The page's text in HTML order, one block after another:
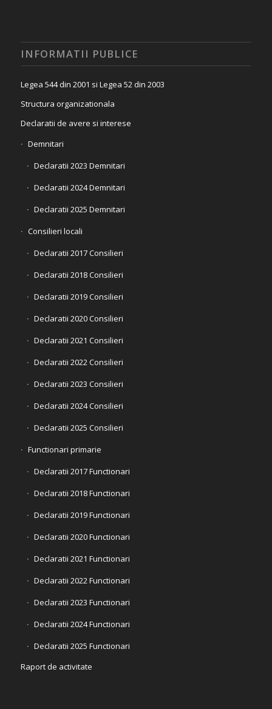
INFORMATII PUBLICE
Legea 544 din 2001 si Legea 52 din 2003
Structura organizationala
Declaratii de avere si interese
Demnitari
Declaratii 2023 Demnitari
Declaratii 2024 Demnitari
Declaratii 2025 Demnitari
Consilieri locali
Declaratii 2017 Consilieri
Declaratii 2018 Consilieri
Declaratii 2019 Consilieri
Declaratii 2020 Consilieri
Declaratii 2021 Consilieri
Declaratii 2022 Consilieri
Declaratii 2023 Consilieri
Declaratii 2024 Consilieri
Declaratii 2025 Consilieri
Functionari primarie
Declaratii 2017 Functionari
Declaratii 2018 Functionari
Declaratii 2019 Functionari
Declaratii 2020 Functionari
Declaratii 2021 Functionari
Declaratii 2022 Functionari
Declaratii 2023 Functionari
Declaratii 2024 Functionari
Declaratii 2025 Functionari
Raport de activitate